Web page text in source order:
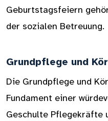
Geburtstagsfeiern
der sozialen Betreuung.
Grundpflege und
Die Grundpflege und
Fundament einer
Geschulte Pflegekräfte